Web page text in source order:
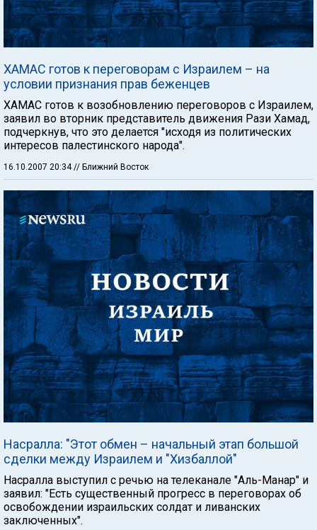
ХАМАС готов к переговорам с Израилем – на
условии признания прав беженцев
ХАМАС готов к возобновлению переговоров с Израилем,
заявил во вторник представитель движения Рази Хамад,
подчеркнув, что это делается "исходя из политических
интересов палестинского народа".
16.10.2007 20:34 // Ближний Восток
Насралла: "Этот обмен – начальный этап большой
сделки между Израилем и "Хизбаллой"
Насралла выступил с речью на телеканале "Аль-Манар" и
заявил: "Есть существенный прогресс в переговорах об
освобождении израильских солдат и ливанских
заключенных".